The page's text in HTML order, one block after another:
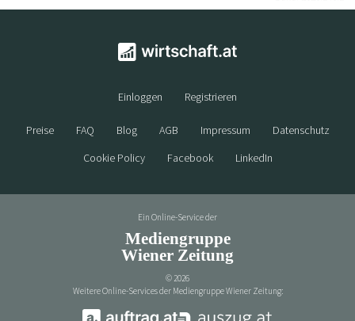
Einloggen Registrieren
Preise FAQ Blog AGB Impressum
Datenschutz
Cookie Policy
Facebook LinkedIn
Ein Online-Service der
Mediengruppe
Wiener Zeitung
© 2026
Weitere Online-Services der Mediengruppe Wiener Zeitung: